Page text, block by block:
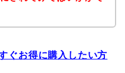
ぐお得に購入したい方